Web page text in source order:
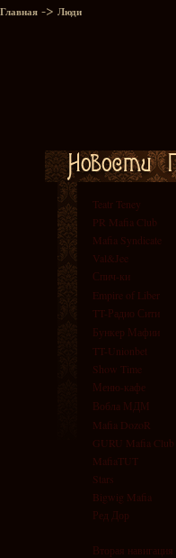
Главная -> Люди
Teatr Teney
PR Mafia Club
Mafia Syndicate
Val&Jee
Спич-ки
Empire of Liber
TT-Радио Сити
Бункер Мафии
TT-Unionbet
Show Time
Меню-кафе
Вобла МДМ
Mafia DozoR
GURU Mafia Club
MafiaTUT
Stars
Bigwig Mafia
Ред Дор
Вторая навигация